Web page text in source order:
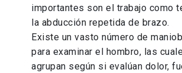
importantes son el trabajo como
la abducción repetida de brazo.
Existe un vasto número de
para examinar el hombro, las
agrupan según si evalúan dolor,